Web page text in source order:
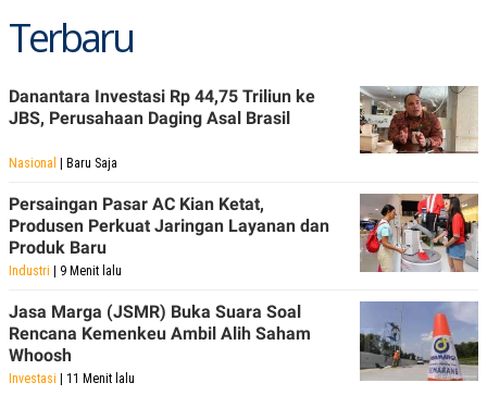
N
A
E
T
A
A
E
M
T
E
N
E
A
P
E
R
A
V
E
R
T
I
I
N
K
Terbaru
Danantara Investasi Rp 44,75 Triliun ke
JBS, Perusahaan Daging Asal Brasil
Nasional | Baru Saja
Persaingan Pasar AC Kian Ketat,
Produsen Perkuat Jaringan Layanan dan
Produk Baru
Industri | 9 Menit lalu
Jasa Marga (JSMR) Buka Suara Soal
Rencana Kemenkeu Ambil Alih Saham
Whoosh
Investasi | 11 Menit lalu